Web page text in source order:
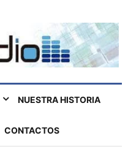
NUESTRA HISTORIA
CONTACTOS